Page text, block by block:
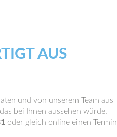
AUS O
und von unserem Team aus
bei Ihnen aussehen würde,
oder gleich online einen Termin